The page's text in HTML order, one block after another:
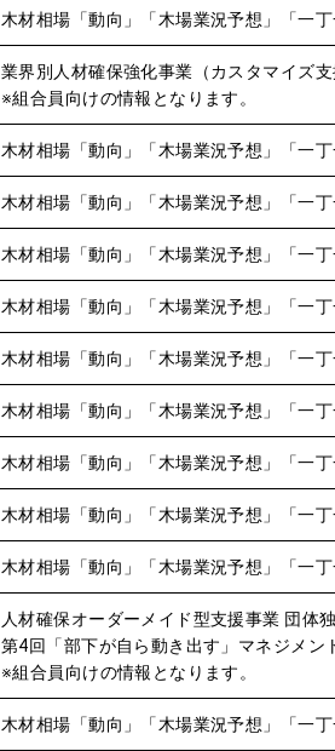
木材相場「動向」「木場業況予想」「一
業界別人材確保強化事業（カスタマイズ
※組合員向けの情報となります。
木材相場「動向」「木場業況予想」「一
木材相場「動向」「木場業況予想」「一
木材相場「動向」「木場業況予想」「一
木材相場「動向」「木場業況予想」「一
木材相場「動向」「木場業況予想」「一
木材相場「動向」「木場業況予想」「一
木材相場「動向」「木場業況予想」「一
木材相場「動向」「木場業況予想」「一
木材相場「動向」「木場業況予想」「一
人材確保オーダーメイド型支援事業 団体
第4回「部下が自ら動き出す」マネジメ
※組合員向けの情報となります。
木材相場「動向」「木場業況予想」「一